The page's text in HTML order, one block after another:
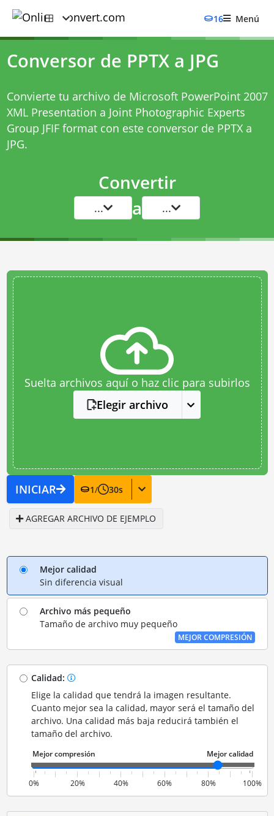
16 Menú
Conversor de PPTX a JPG
Convierte tu archivo de Microsoft PowerPoint 2007
XML Presentation a Joint Photographic Experts
Group JFIF format con este conversor de PPTX a
JPG.
Convertir
... a ...
Suelta archivos aquí o haz clic para subirlos
Elegir archivo
INICIAR 1/ 30s
AGREGAR ARCHIVO DE EJEMPLO
Mejor calidad
Sin diferencia visual
Archivo más pequeño
Tamaño de archivo muy pequeño
MEJOR COMPRESIÓN
Calidad:
Elige la calidad que tendrá la imagen resultante.
Cuanto mejor sea la calidad, mayor será el tamaño del
archivo. Una calidad más baja reducirá también el
tamaño del archivo.
0% 20% 40% 60% 80% 100%